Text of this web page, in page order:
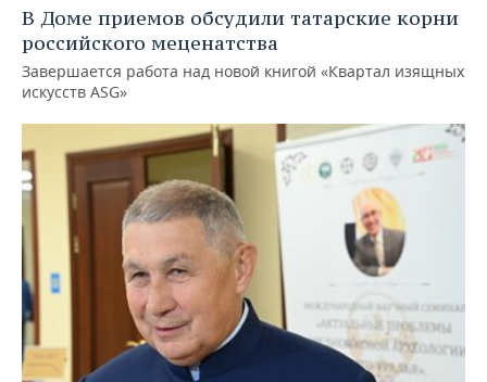
В Доме приемов обсудили татарские корни
российского меценатства
Завершается работа над новой книгой «Квартал изящных
искусств ASG»